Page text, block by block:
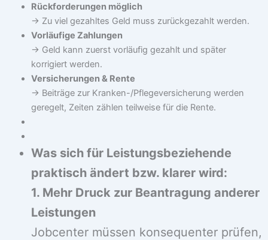
Rückforderungen möglich
→ Zu viel gezahltes Geld muss zurückgezahlt werden.
Vorläufige Zahlungen
→ Geld kann zuerst vorläufig gezahlt und später
korrigiert werden.
Versicherungen & Rente
→ Beiträge zur Kranken-/Pflegeversicherung werden
geregelt, Zeiten zählen teilweise für die Rente.
Was sich für Leistungsbeziehende
praktisch ändert bzw. klarer wird:
1. Mehr Druck zur Beantragung anderer
Leistungen
Jobcenter müssen konsequenter prüfen,